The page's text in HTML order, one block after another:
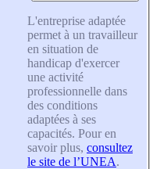
L'entreprise adaptée
permet à un travailleur
en situation de
handicap d'exercer
une activité
professionnelle dans
des conditions
adaptées à ses
capacités. Pour en
savoir plus, consultez
le site de l’UNEA.